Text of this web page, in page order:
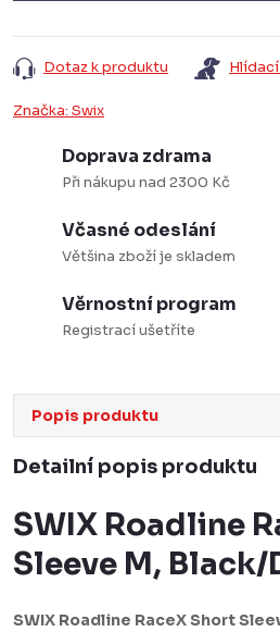
Dotaz k produktu
Značka: Swix
Doprava zdrama
Při nákupu nad 2300 Kč
Včasné odeslání
Většina zboží je skladem
Věrnostní program
Registrací ušetříte
Popis produktu
Detailní popis produktu
SWIX Roadline
Sleeve M, Black/
SWIX Roadline RaceX Short